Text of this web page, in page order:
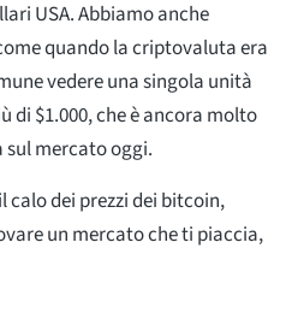
USA. Abbiamo anche
quando la criptovaluta era
vedere una singola unità
di $1.000, che è ancora molto
mercato oggi.
calo dei prezzi dei bitcoin,
un mercato che ti piaccia,